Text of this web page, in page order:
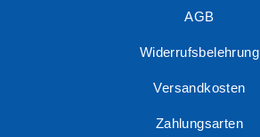
AGB
Widerrufsbelehrung
Versandkosten
Zahlungsarten